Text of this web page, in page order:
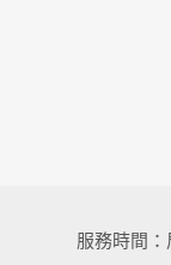
服務時間